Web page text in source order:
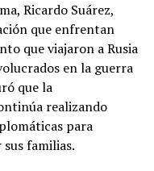
Ricardo Suárez,
que enfrentan
que viajaron a Rusia
en la guerra
que la
realizando
para
familias.